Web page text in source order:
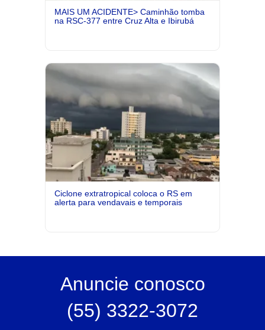
MAIS UM ACIDENTE> Caminhão tomba
na RSC-377 entre Cruz Alta e Ibirubá
Ciclone extratropical coloca o RS em
alerta para vendavais e temporais
Anuncie conosco
(55) 3322-3072